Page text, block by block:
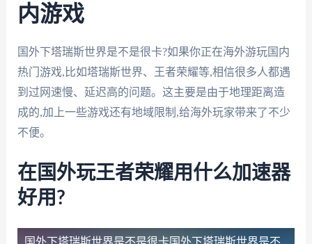
内游戏
国外下塔瑞斯世界是不是很卡?如果你正在海外游玩国内
热门游戏,比如塔瑞斯世界、王者荣耀等,相信很多人都遇
到过网速慢、延迟高的问题。这主要是由于地理距离造
成的,加上一些游戏还有地域限制,给海外玩家带来了不少
不便。
在国外玩王者荣耀用什么加速器
好用?